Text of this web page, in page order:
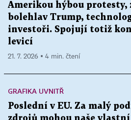
Amerikou hýbou protesty,
bolehlav Trump,
investoři. Spojují totiž
levicí
21. 7. 2026 ▪ 4 min. čtení
GRAFIKA UVNITŘ
Poslední v EU. Za malý
zdrojů mohou naše